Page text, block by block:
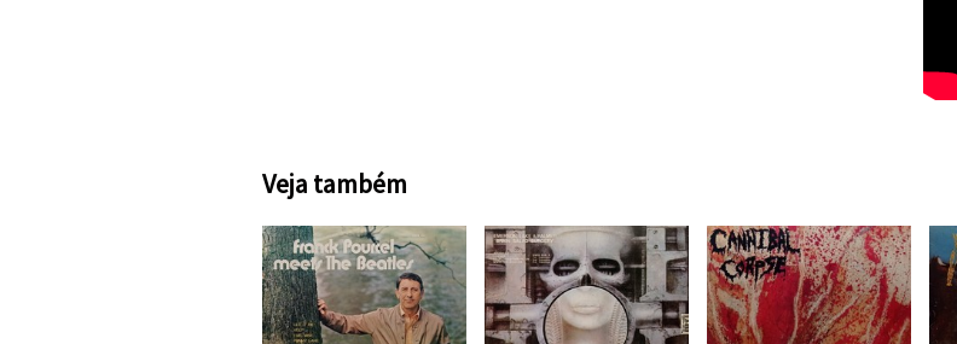
Veja também